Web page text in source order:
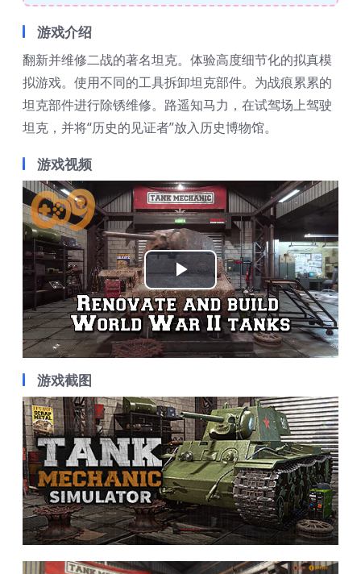
游戏介绍
翻新并维修二战的著名坦克。体验高度细节化的拟真模
拟游戏。使用不同的工具拆卸坦克部件。为战痕累累的
坦克部件进行除锈维修。路遥知马力，在试驾场上驾驶
坦克，并将“历史的见证者”放入历史博物馆。
游戏视频
Play
Video
游戏截图